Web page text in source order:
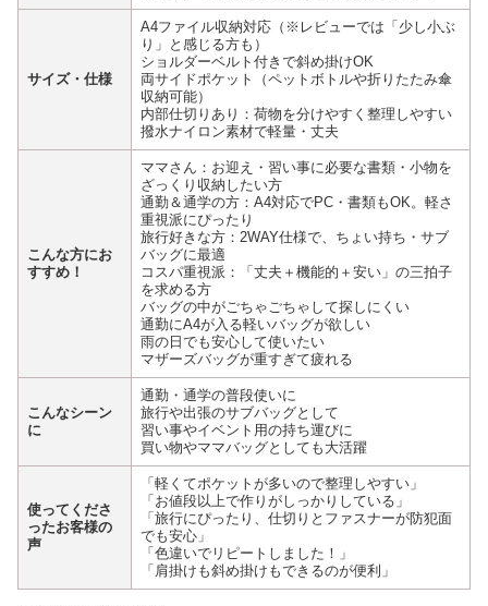
サイズ・仕様
A4ファイル収納対応（※レビューでは「少し小ぶ
り」と感じる方も）
ショルダーベルト付きで斜め掛けOK
両サイドポケット（ペットボトルや折りたたみ傘
収納可能）
内部仕切りあり：荷物を分けやすく整理しやすい
撥水ナイロン素材で軽量・丈夫
こんな方にお
すすめ！
ママさん：お迎え・習い事に必要な書類・小物を
ざっくり収納したい方
通勤＆通学の方：A4対応でPC・書類もOK。軽さ
重視派にぴったり
旅行好きな方：2WAY仕様で、ちょい持ち・サブ
バッグに最適
コスパ重視派：「丈夫＋機能的＋安い」の三拍子
を求める方
バッグの中がごちゃごちゃして探しにくい
通勤にA4が入る軽いバッグが欲しい
雨の日でも安心して使いたい
マザーズバッグが重すぎて疲れる
こんなシーン
に
通勤・通学の普段使いに
旅行や出張のサブバッグとして
習い事やイベント用の持ち運びに
買い物やママバッグとしても大活躍
使ってくださ
ったお客様の
声
「軽くてポケットが多いので整理しやすい」
「お値段以上で作りがしっかりしている」
「旅行にぴったり、仕切りとファスナーが防犯面
でも安心」
「色違いでリピートしました！」
「肩掛けも斜め掛けもできるのが便利」